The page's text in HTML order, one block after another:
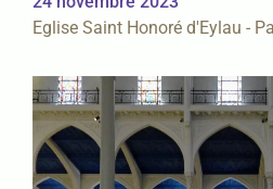
Eglise Saint Honoré d'Eylau -